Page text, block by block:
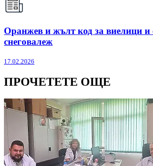
Оранжев и жълт код за виелици и
снеговалеж
17.02.2026
ПРОЧЕТЕТЕ ОЩЕ